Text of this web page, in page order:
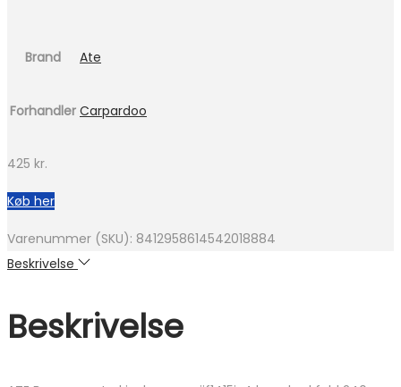
Brand Ate
Forhandler Carpardoo
425 kr.
Køb her
Varenummer (SKU): 8412958614542018884
Beskrivelse
Beskrivelse